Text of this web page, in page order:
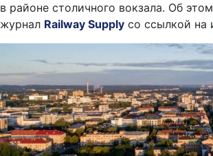
в районе столичного вокзала. Об
журнал Railway Supply cо ссылкой на